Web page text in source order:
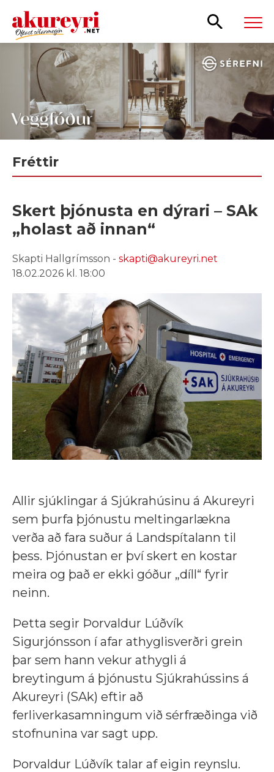
Leita
Fréttir
Skert þjónusta en dýrari – SAk
„holast að innan“
Skapti Hallgrímsson - skapti@akureyri.net
18.02.2026 kl. 18:00
Allir sjúklingar á Sjúkrahúsinu á Akureyri
sem þurfa þjónustu meltingarlækna
verða að fara suður á Landspítalann til
þess. Þjónustan er því skert en kostar
meira og það er ekki góður „díll“ fyrir
neinn.
Þetta segir Þorvaldur Lúðvík
Sigurjónsson í afar athyglisverðri grein
þar sem hann vekur athygli á
breytingum á þjónustu Sjúkrahússins á
Akureyri (SAk) eftir að
ferliverkasamningum við sérfræðinga við
stofnunina var sagt upp.
Þorvaldur Lúðvík talar af eigin reynslu.